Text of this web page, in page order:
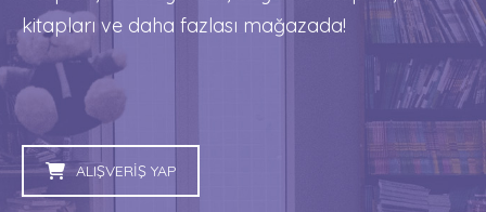
kitapları ve daha fazlası mağazada!
ALIŞVERİŞ YAP